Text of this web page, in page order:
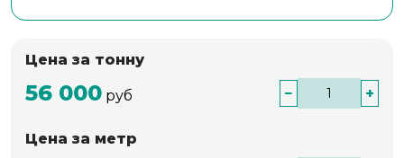
Цена за тонну
56 000 руб − +
Цена за метр